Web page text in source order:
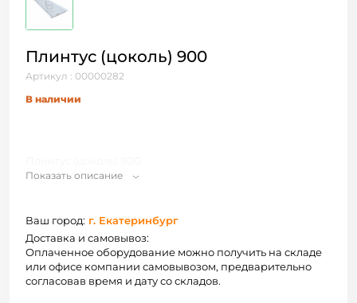
Плинтус (цоколь) 900
Артикул : 00000282
В наличии
Показать описание
Ваш город: г. Екатеринбург
Доставка и самовывоз:
Оплаченное оборудование можно получить на складе
или офисе компании самовывозом, предварительно
согласовав время и дату со складов.